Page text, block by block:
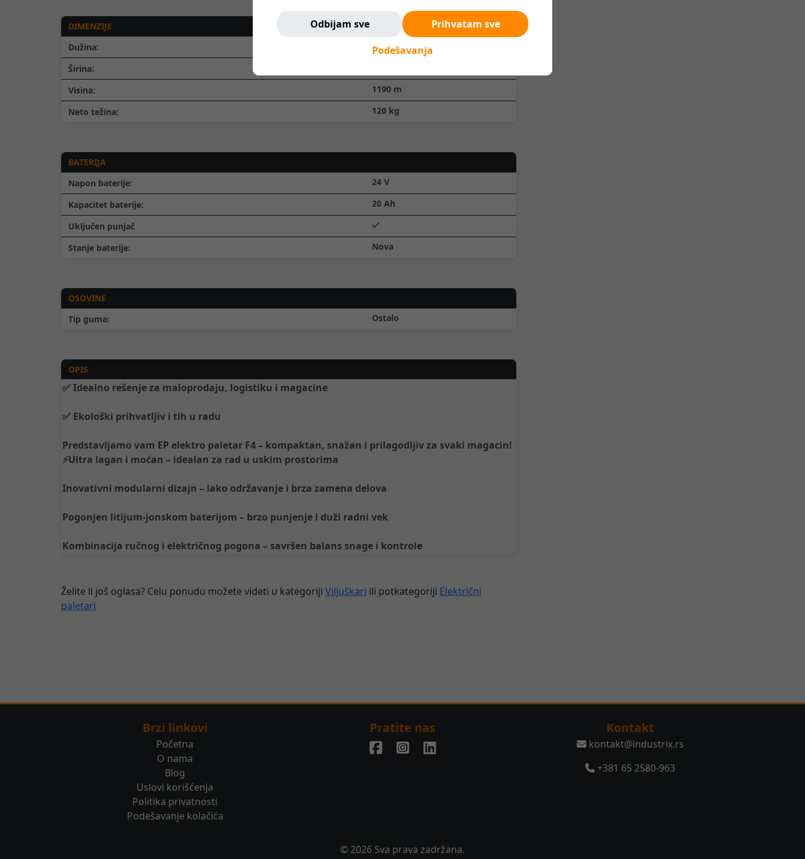
odlučuje - bez pritiska, manipulacije ili nadzora.
Ne pratimo vas. Ovde ste bezbedni.
Odbijam sve
Prihvatam sve
Podešavanja
DIMENZIJE
Dužina:
1550 m
Širina:
Visina:
1190 m
Neto težina:
120 kg
BATERIJA
Napon baterije:
24 V
Kapacitet baterije:
20 Ah
Uključen punjač
Stanje baterije:
Nova
OSOVINE
Tip guma:
Ostalo
OPIS
✅ Idealno rešenje za maloprodaju, logistiku i magacine
✅ Ekološki prihvatljiv i tih u radu
Predstavljamo vam EP elektro paletar F4 – kompaktan, snažan i prilagodljiv za svaki magacin!
⚡️Ultra lagan i moćan – idealan za rad u uskim prostorima
Inovativni modularni dizajn – lako održavanje i brza zamena delova
Pogonjen litijum-jonskom baterijom – brzo punjenje i duži radni vek
Kombinacija ručnog i električnog pogona – savršen balans snage i kontrole
Želite li još oglasa? Celu ponudu možete videti u kategoriji Viljuškari ili potkategoriji Električni
paletari
Brzi linkovi
Početna
O nama
Blog
Uslovi korišćenja
Politika privatnosti
Podešavanje kolačića
Pratite nas Kontakt
kontakt@industrix.rs
+381 65 2580-963
© 2026 Sva prava zadržana.